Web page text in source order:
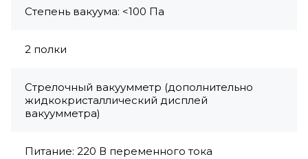
Степень вакуума: <100 Па
2 полки
Стрелочный вакуумметр (дополнительно
жидкокристаллический дисплей
вакуумметра)
Питание: 220 В переменного тока